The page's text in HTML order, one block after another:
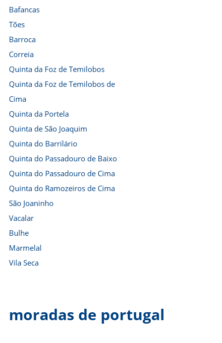
Bafancas
Tões
Barroca
Correia
Quinta da Foz de Temilobos
Quinta da Foz de Temilobos de
Cima
Quinta da Portela
Quinta de São Joaquim
Quinta do Barrilário
Quinta do Passadouro de Baixo
Quinta do Passadouro de Cima
Quinta do Ramozeiros de Cima
São Joaninho
Vacalar
Bulhe
Marmelal
Vila Seca
moradas de portugal